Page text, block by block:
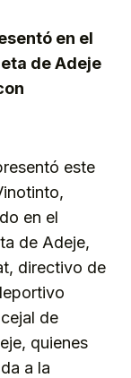
en el
de Adeje
este
en el
de Adeje,
directivo de
de
quienes
a la